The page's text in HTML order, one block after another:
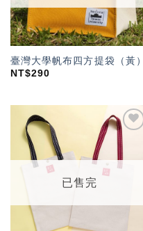
臺灣大學帆布四方提袋（黃）
NT$290
望輕
已售完